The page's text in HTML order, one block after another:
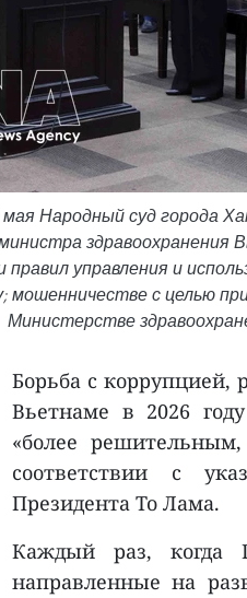
Народный суд города
здравоохранения
правил управления и
мошенничестве с целью
Министерстве
Борьба с коррупцией,
Вьетнаме в 2026
«более
соответствии с
Президента То Лама.
Каждый раз, когда
направленные на